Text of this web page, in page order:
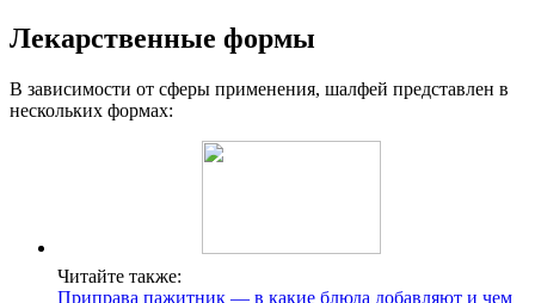
Лекарственные формы
В зависимости от сферы применения, шалфей представлен в
нескольких формах:
Читайте также:
Приправа пажитник — в какие блюда добавляют и чем